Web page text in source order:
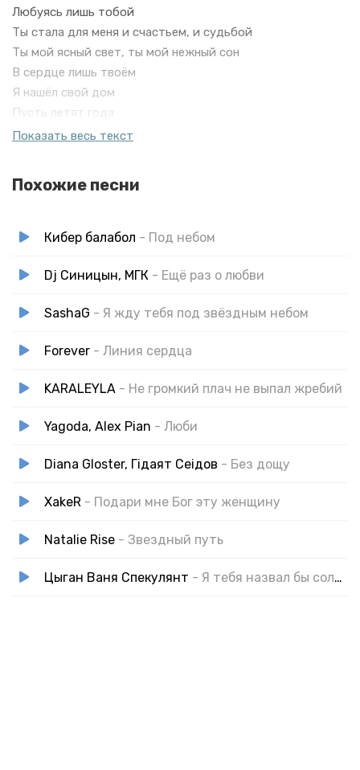
Любуясь лишь тобой
Ты стала для меня и счастьем, и судьбой
Ты мой ясный свет, ты мой нежный сон
В сердце лишь твоём
Я нашёл свой дом
Пусть летят года
Словно птиц полёт
Показать весь текст
Похожие песни
Кибер балабол - Под небом
Dj Синицын, МГК - Ещё раз о любви
SashaG - Я жду тебя под звёздным небом
Forever - Линия сердца
KARALEYLA - Не громкий плач не выпал жребий
Yagoda, Alex Pian - Люби
Diana Gloster, Гідаят Сеідов - Без дощу
XakeR - Подари мне Бог эту женщину
Natalie Rise - Звездный путь
Цыган Ваня Спекулянт - Я тебя назвал бы солнечным цветком